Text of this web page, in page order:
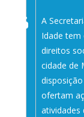
A
Idade tem
direitos
cidade de
ofertam
atividades